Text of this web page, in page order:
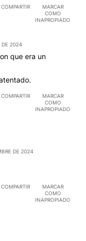
COMPARTIR
MARCAR
COMO
INAPROPIADO
DE 2024
que era un
COMPARTIR
MARCAR
COMO
INAPROPIADO
DE 2024
COMPARTIR
MARCAR
COMO
INAPROPIADO